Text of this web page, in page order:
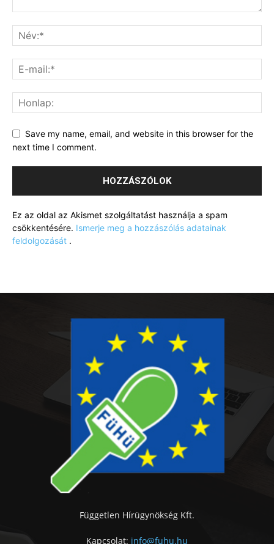
Save my name, email, and website in this browser for the
next time I comment.
Ez az oldal az Akismet szolgáltatást használja a spam
csökkentésére. Ismerje meg a hozzászólás adatainak
feldolgozását .
Független Hírügynökség Kft.
Kapcsolat: info@fuhu.hu